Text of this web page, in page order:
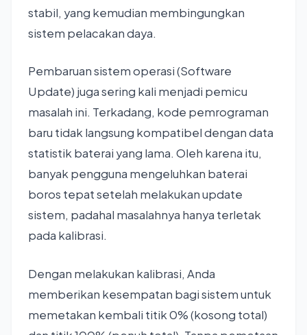
stabil, yang kemudian membingungkan
sistem pelacakan daya.
Pembaruan sistem operasi (Software
Update) juga sering kali menjadi pemicu
masalah ini. Terkadang, kode pemrograman
baru tidak langsung kompatibel dengan data
statistik baterai yang lama. Oleh karena itu,
banyak pengguna mengeluhkan baterai
boros tepat setelah melakukan update
sistem, padahal masalahnya hanya terletak
pada kalibrasi.
Dengan melakukan kalibrasi, Anda
memberikan kesempatan bagi sistem untuk
memetakan kembali titik 0% (kosong total)